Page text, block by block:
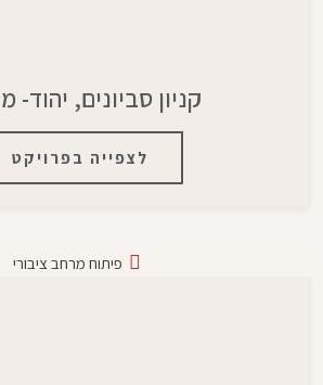
קניון סביונים, יהוד-
לצפייה בפרויקט
פיתוח מרחב ציבורי